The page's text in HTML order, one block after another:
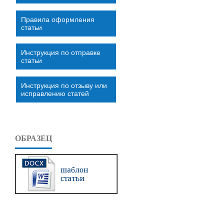
Правила оформления
статьи
Инструкция по отправке
статьи
Инструкция по отзыву или
исправлению статей
ОБРАЗЕЦ